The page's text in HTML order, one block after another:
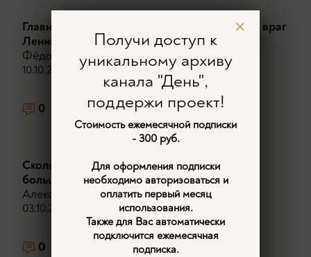
Главная битва начала века и самый опасный враг
Ленина
Фёдор Раззаков
10.10.2023
0 2413 4
Сколько русских и евреев было среди
большевиков?
Александр Колпакиди
03.10.2023
0
Получи доступ к
уникальному архиву
канала "День",
поддержи проект!
Стоимость ежемесячной подписки
- 300 руб.
Для оформления подписки
необходимо авторизоваться и
оплатить первый месяц
использования.
Также для Вас автоматически
подключится ежемесячная
подписка.